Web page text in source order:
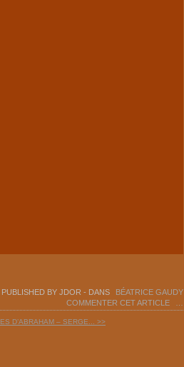
PUBLISHED BY JDOR - DANS
BÉATRICE GAUDY
COMMENTER CET ARTICLE
D’ABRAHAM – SERGE... >>